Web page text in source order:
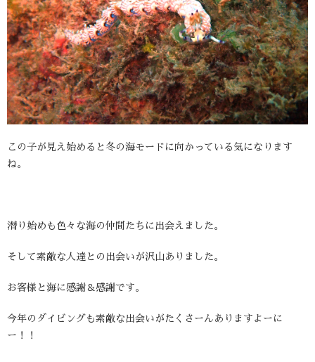
この子が見え始めると冬の海モードに向かっている気になります
ね。
潜り始めも色々な海の仲間たちに出会えました。
そして素敵な人達との出会いが沢山ありました。
お客様と海に感謝＆感謝です。
今年のダイビングも素敵な出会いがたくさーんありますよーに
ー！！